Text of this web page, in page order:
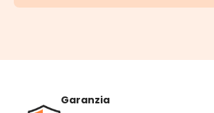
Garanzia